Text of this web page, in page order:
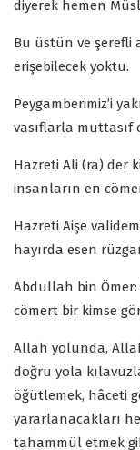
diyerek hemen
Bu üstün ve şerefli
erişebilecek yoktu.
Peygamberimiz’i
vasıflarla
Hazreti Ali (ra) der
insanların en
Hazreti Aişe
hayırda esen
Abdullah bin
cömert bir kimse
Allah yolunda,
doğru yola
öğütlemek, hâceti
yararlanacakları
tahammül etmek